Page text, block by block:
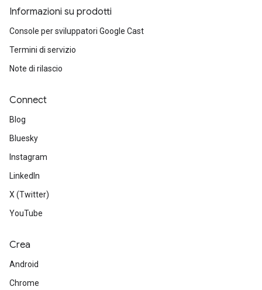
Informazioni su prodotti
Console per sviluppatori Google Cast
Termini di servizio
Note di rilascio
Connect
Blog
Bluesky
Instagram
LinkedIn
X (Twitter)
YouTube
Crea
Android
Chrome